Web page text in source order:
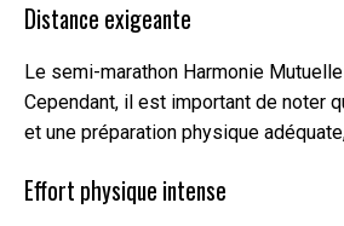
Distance exigeante
Le semi-marathon Harmonie
Cependant, il est important de noter
et une préparation physique
Effort physique intense